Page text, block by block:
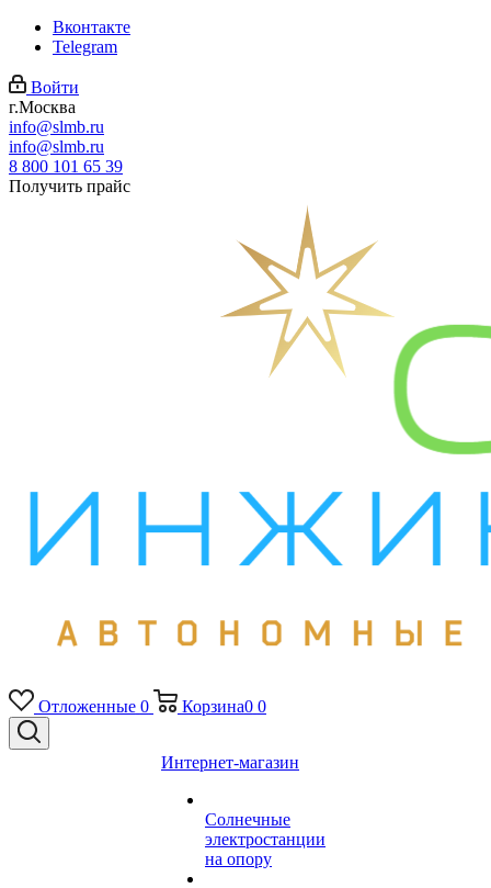
Вконтакте
Telegram
Войти
г.Москва
info@slmb.ru
info@slmb.ru
8 800 101 65 39
Получить прайс
Отложенные 0 Корзина0 0
Интернет-магазин
Солнечные
электростанции
на опору